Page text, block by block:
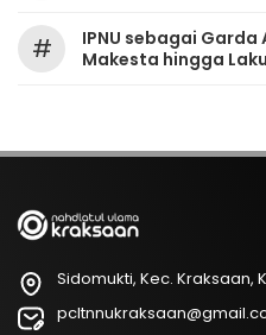
#
IPNU sebagai Garda
Makesta hingga
Sidomukti, Kec. Kraksaan,